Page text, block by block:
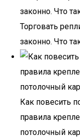
Торговать
законно. Что
Как повесить
правила
потолочный